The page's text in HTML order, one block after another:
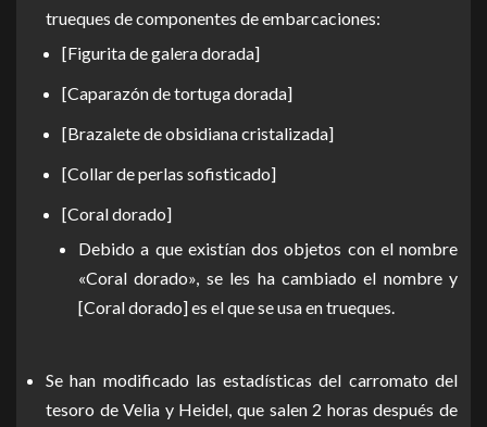
trueques de componentes de embarcaciones:
[Figurita de galera dorada]
[Caparazón de tortuga dorada]
[Brazalete de obsidiana cristalizada]
[Collar de perlas sofisticado]
[Coral dorado]
Debido a que existían dos objetos con el nombre
«Coral dorado», se les ha cambiado el nombre y
[Coral dorado] es el que se usa en trueques.
Se han modificado las estadísticas del carromato del
tesoro de Velia y Heidel, que salen 2 horas después de